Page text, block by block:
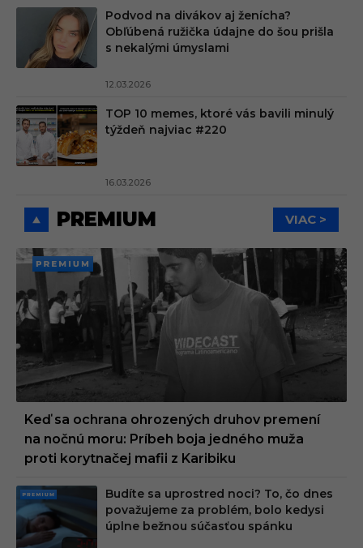
Podvod na divákov aj ženícha?
Obľúbená ružička údajne do šou prišla
s nekalými úmyslami
12.03.2026
TOP 10 memes, ktoré vás bavili minulý
týždeň najviac #220
16.03.2026
PREMIUM VIAC >
PREMI
UM
Keď sa ochrana ohrozených druhov premení
na nočnú moru: Príbeh boja jedného muža
proti korytnačej mafii z Karibiku
PRE
MIU
M
Budíte sa uprostred noci? To, čo dnes
považujeme za problém, bolo kedysi
úplne bežnou súčasťou spánku